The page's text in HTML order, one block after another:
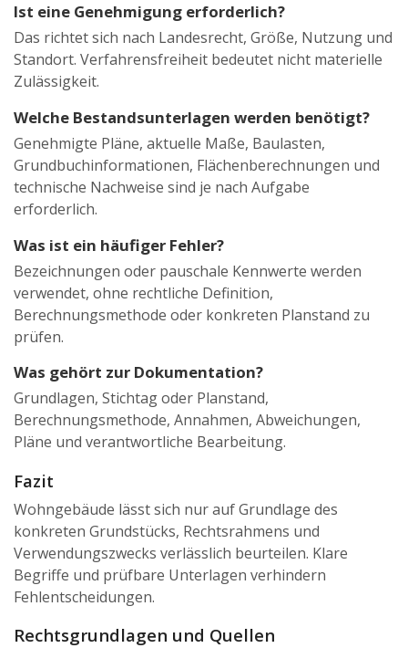
Ist eine Genehmigung erforderlich?
Das richtet sich nach Landesrecht, Größe, Nutzung und
Standort. Verfahrensfreiheit bedeutet nicht materielle
Zulässigkeit.
Welche Bestandsunterlagen werden benötigt?
Genehmigte Pläne, aktuelle Maße, Baulasten,
Grundbuchinformationen, Flächenberechnungen und
technische Nachweise sind je nach Aufgabe
erforderlich.
Was ist ein häufiger Fehler?
Bezeichnungen oder pauschale Kennwerte werden
verwendet, ohne rechtliche Definition,
Berechnungsmethode oder konkreten Planstand zu
prüfen.
Was gehört zur Dokumentation?
Grundlagen, Stichtag oder Planstand,
Berechnungsmethode, Annahmen, Abweichungen,
Pläne und verantwortliche Bearbeitung.
Fazit
Wohngebäude lässt sich nur auf Grundlage des
konkreten Grundstücks, Rechtsrahmens und
Verwendungszwecks verlässlich beurteilen. Klare
Begriffe und prüfbare Unterlagen verhindern
Fehlentscheidungen.
Rechtsgrundlagen und Quellen